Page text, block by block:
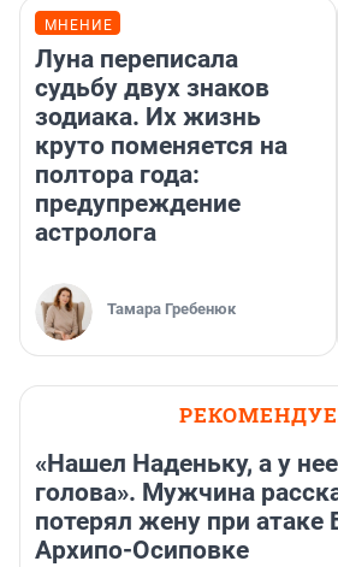
МНЕНИЕ
Луна переписала
судьбу двух знаков
зодиака. Их жизнь
круто поменяется на
полтора года:
предупреждение
астролога
Тамара Гребенюк
«Нашел Наденьку, а у
голова». Мужчина
потерял жену при
Архипо-Осиповке